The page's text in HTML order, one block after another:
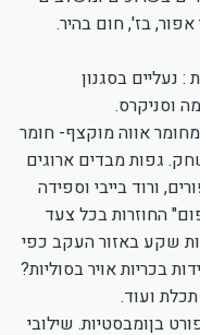
אפור, בז', חום בהיר.
ל 3 תתי קבוצות : נעליים בסגנון
וסניקרס.
מחומר אווה מוקצף- חומר
גפות מבדים ארוגים
ורוד בייבי וספידה
החוזרות בכל צעד
שקע באזור העקב כפי
בכריות אויר בסוליות?
תכלת ועוד.
בןומבסטיות. שילובי